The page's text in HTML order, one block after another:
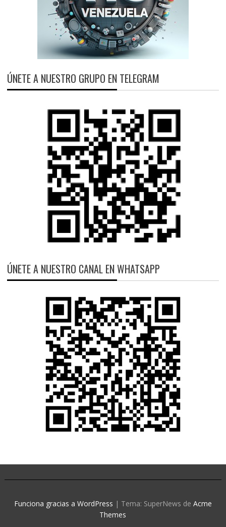
ÚNETE A NUESTRO GRUPO EN TELEGRAM
ÚNETE A NUESTRO CANAL EN WHATSAPP
Funciona gracias a WordPress | Tema: SuperNews de Acme
Themes